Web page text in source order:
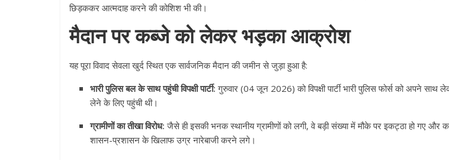
छिड़ककर आत्मदाह करने की कोशिश भी की।
मैदान पर कब्जे को लेकर भड़का आक्रोश
यह पूरा विवाद सेवला खुर्द स्थित एक सार्वजनिक मैदान की जमीन से जुड़ा हुआ है:
भारी पुलिस बल के साथ पहुंची विपक्षी पार्टी: गुरुवार (04 जून 2026) को विपक्षी पार्टी भारी पुलिस फोर्स को अपने साथ
लेने के लिए पहुंची थी।
ग्रामीणों का तीखा विरोध: जैसे ही इसकी भनक स्थानीय ग्रामीणों को लगी, वे बड़ी संख्या में मौके पर इकट्ठा हो गए और
शासन-प्रशासन के खिलाफ उग्र नारेबाजी करने लगे।